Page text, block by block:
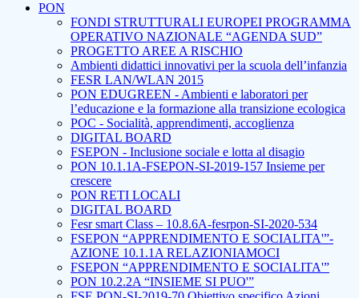
PON
FONDI STRUTTURALI EUROPEI PROGRAMMA
OPERATIVO NAZIONALE “AGENDA SUD”
PROGETTO AREE A RISCHIO
Ambienti didattici innovativi per la scuola dell’infanzia
FESR LAN/WLAN 2015
PON EDUGREEN - Ambienti e laboratori per
l’educazione e la formazione alla transizione ecologica
POC - Socialità, apprendimenti, accoglienza
DIGITAL BOARD
FSEPON - Inclusione sociale e lotta al disagio
PON 10.1.1A-FSEPON-SI-2019-157 Insieme per
crescere
PON RETI LOCALI
DIGITAL BOARD
Fesr smart Class – 10.8.6A-fesrpon-SI-2020-534
FSEPON “APPRENDIMENTO E SOCIALITA'”-
AZIONE 10.1.1A RELAZIONIAMOCI
FSEPON “APPRENDIMENTO E SOCIALITA'”
PON 10.2.2A “INSIEME SI PUO'”